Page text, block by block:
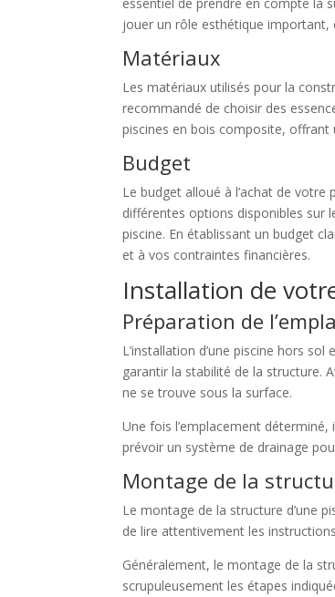
jouer un rôle esthétique important,
Matériaux
Les matériaux utilisés pour la
recommandé de choisir des
piscines en bois composite, offrant
Budget
Le budget alloué à l’achat de
différentes options disponibles sur
piscine. En établissant un budget
et à vos contraintes financières.
Installation de
Préparation de
L’installation d’une piscine hors
garantir la stabilité de la structure.
ne se trouve sous la surface.
Une fois l’emplacement
prévoir un système de drainage
Montage de la
Le montage de la structure d’une
de lire attentivement les
Généralement, le montage de la
scrupuleusement les étapes